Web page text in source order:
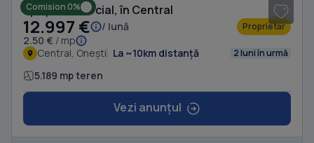
Comision 0%
Spațiu comercial, în Central
12.997 €
/ lună
2.50 € / mp
Proprietar
Central, Onești La ~10km distanță 2 luni în urmă
5.189 mp teren
Vezi anunțul